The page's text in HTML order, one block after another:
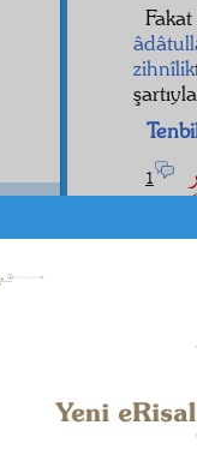
zihnîlik
1